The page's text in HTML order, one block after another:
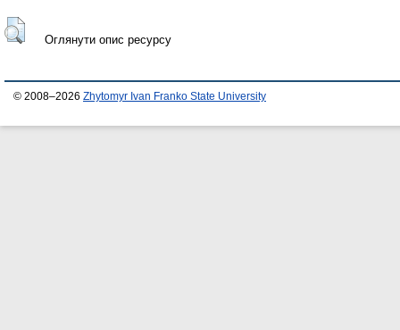
Оглянути опис ресурсу
© 2008–2026 Zhytomyr Ivan Franko State University